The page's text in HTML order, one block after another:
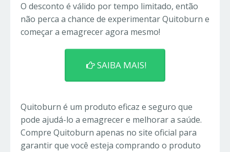
O desconto é válido por tempo limitado, então
não perca a chance de experimentar Quitoburn e
começar a emagrecer agora mesmo!
SAIBA MAIS!
Quitoburn é um produto eficaz e seguro que
pode ajudá-lo a emagrecer e melhorar a saúde.
Compre Quitoburn apenas no site oficial para
garantir que você esteja comprando o produto